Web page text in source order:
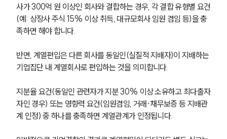
사가 300억 원 이상인 회사와 결합하는 경우, 각 결합 유형별 요건
(예: 상장사 주식 15% 이상 취득, 대규모회사 임원 겸임 등)을 충
족하면 해야 합니다.
반면, 계열편입은 다른 회사를 동일인(실질적 지배자)이 지배하는
기업집단 내 계열회사로 편입하는 것을 의미합니다.
지분율 요건(동일인 관련자가 지분 30% 이상 소유하고 최다출자
자인 경우) 또는 영향력 요건(임원겸임, 거래·채무보증 등 지배관
계 인정) 중 하나를 충족하면 계열관계가 인정됩니다.